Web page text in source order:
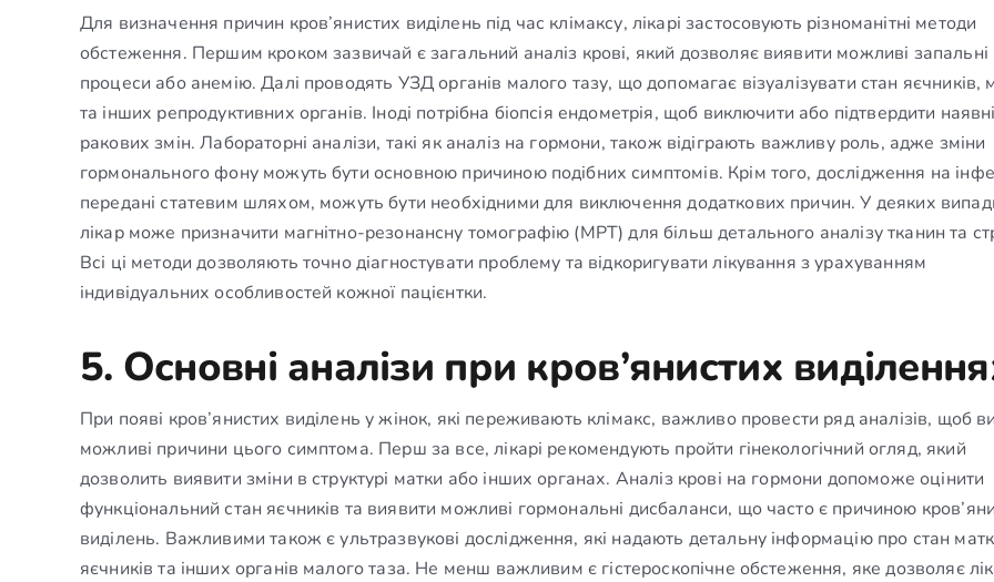
Для визначення причин кров’янистих виділень під час клімаксу, лікарі застосовують різноманітні методи
обстеження. Першим кроком зазвичай є загальний аналіз крові, який дозволяє виявити можливі запальні
процеси або анемію. Далі проводять УЗД органів малого тазу, що допомагає візуалізувати стан яєчників,
та інших репродуктивних органів. Іноді потрібна біопсія ендометрія, щоб виключити або підтвердити
ракових змін. Лабораторні аналізи, такі як аналіз на гормони, також відіграють важливу роль, адже зміни
гормонального фону можуть бути основною причиною подібних симптомів. Крім того, дослідження на
передані статевим шляхом, можуть бути необхідними для виключення додаткових причин. У деяких
лікар може призначити магнітно-резонансну томографію (МРТ) для більш детального аналізу тканин та
Всі ці методи дозволяють точно діагностувати проблему та відкоригувати лікування з урахуванням
індивідуальних особливостей кожної пацієнтки.
5. Основні аналізи при кров’янистих
При появі кров’янистих виділень у жінок, які переживають клімакс, важливо провести ряд аналізів, щоб
можливі причини цього симптома. Перш за все, лікарі рекомендують пройти гінекологічний огляд, який
дозволить виявити зміни в структурі матки або інших органах. Аналіз крові на гормони допоможе оцінити
функціональний стан яєчників та виявити можливі гормональні дисбаланси, що часто є причиною
виділень. Важливими також є ультразвукові дослідження, які надають детальну інформацію про стан
яєчників та інших органів малого таза. Не менш важливим є гістероскопічне обстеження, яке дозволяє